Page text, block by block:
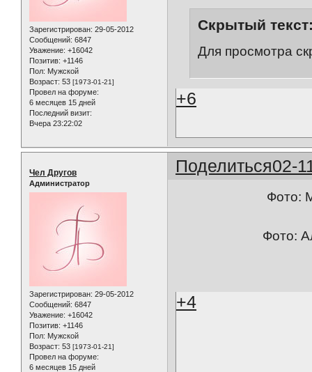
Зарегистрирован: 29-05-2012
Сообщений: 6847
Уважение: +16042
Позитив: +1146
Пол: Мужской
Возраст: 53 [1973-01-21]
Провел на форуме:
6 месяцев 15 дней
Последний визит:
Вчера 23:22:02
Скрытый
Для просмотра
+6
Поделиться02-
Чел Другов
Администратор
Зарегистрирован: 29-05-2012
Сообщений: 6847
Уважение: +16042
Позитив: +1146
Пол: Мужской
Возраст: 53 [1973-01-21]
Провел на форуме:
6 месяцев 15 дней
Фото:
Фото:
+4